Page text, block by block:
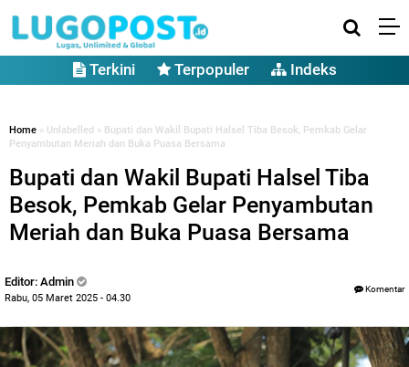
Terkini Terpopuler Indeks
Home » Unlabelled » Bupati dan Wakil Bupati Halsel Tiba Besok, Pemkab Gelar
Penyambutan Meriah dan Buka Puasa Bersama
Bupati dan Wakil Bupati Halsel Tiba
Besok, Pemkab Gelar Penyambutan
Meriah dan Buka Puasa Bersama
Editor: Admin
Rabu, 05 Maret 2025 - 04.30
Komentar